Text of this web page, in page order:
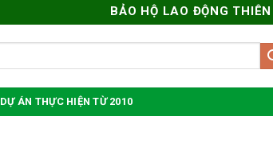
BẢO HỘ LAO ĐỘNG
DỰ ÁN THỰC HIỆN TỪ 2010